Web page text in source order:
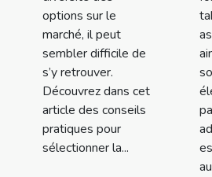
options sur le
marché, il peut
sembler difficile de
s’y retrouver.
Découvrez dans cet
article des conseils
pratiques pour
sélectionner la...